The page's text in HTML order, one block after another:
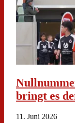
bringt es
11. Juni 2026